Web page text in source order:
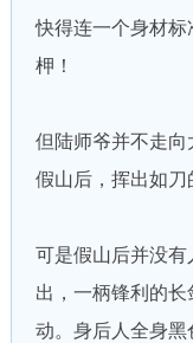
快得连一个身材标
柙！
但陆师爷并不走
假山后，挥出如刀
可是假山后并没
出，一柄锋利的
动。身后人全身